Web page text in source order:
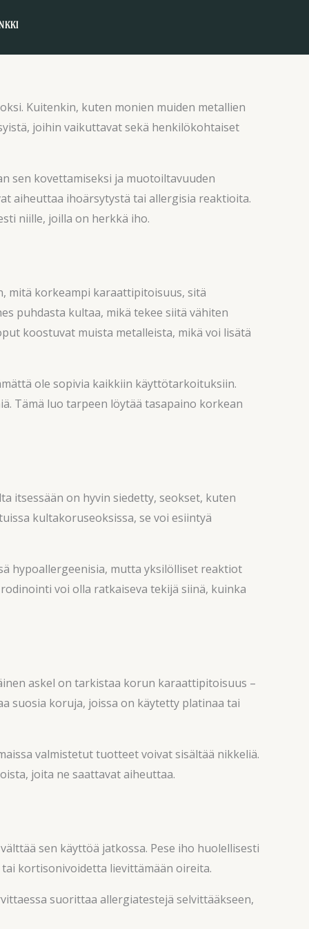
Kuitenkin, kuten monien muiden metallien
joihin vaikuttavat sekä henkilökohtaiset
sen kovettamiseksi ja muotoiltavuuden
aiheuttaa ihoärsytystä tai allergisia reaktioita.
niille, joilla on herkkä iho.
mitä korkeampi karaattipitoisuus, sitä
puhdasta kultaa, mikä tekee siitä vähiten
koostuvat muista metalleista, mikä voi lisätä
ole sopivia kaikkiin käyttötarkoituksiin.
Tämä luo tarpeen löytää tasapaino korkean
itsessään on hyvin siedetty, seokset, kuten
kultakoruseoksissa, se voi esiintyä
hypoallergeenisia, mutta yksilölliset reaktiot
voi olla ratkaiseva tekijä siinä, kuinka
askel on tarkistaa korun karaattipitoisuus –
suosia koruja, joissa on käytetty platinaa tai
valmistetut tuotteet voivat sisältää nikkeliä.
joita ne saattavat aiheuttaa.
sen käyttöä jatkossa. Pese iho huolellisesti
kortisonivoidetta lievittämään oireita.
suorittaa allergiatestejä selvittääkseen,